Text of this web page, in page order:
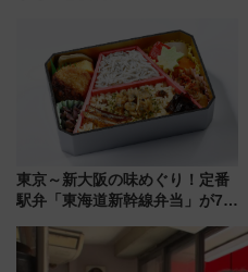
ン 場所や営業時間・限定弁当
を紹介
東京～新大阪の味めぐり！定番
駅弁「東海道新幹線弁当」が7月